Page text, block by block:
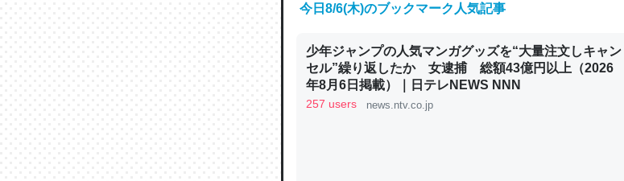
─GPTの仕組みと限界についての考察（１） - conceptualization
昆虫ってカルシウム少ないのか。知らんかった。調べたら
─ニュース :: 【研究発表】昆虫学の大問題＝「昆虫はなぜ海にいない
今日8/6(木)のブックマーク人気記事
少年ジャンプの人気マンガグッズを“大量注文しキャン
セル”繰り返したか 女逮捕 総額43億円以上（2026
年8月6日掲載）｜日テレNEWS NNN
257 users news.ntv.co.jp